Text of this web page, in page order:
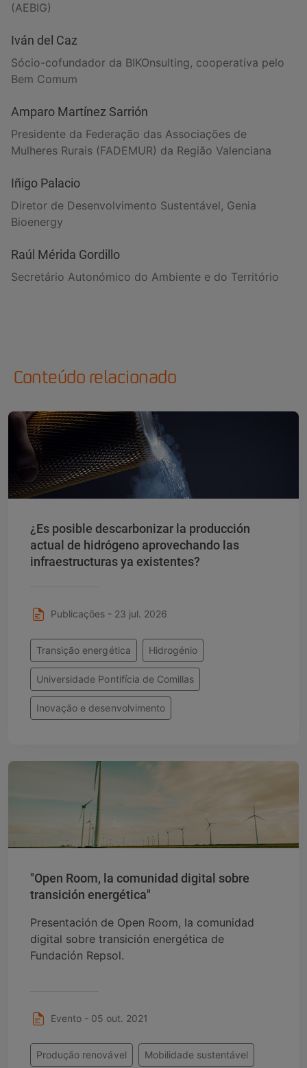
(AEBIG)
Iván del Caz
Sócio-cofundador da BIKOnsulting, cooperativa pelo
Bem Comum
Amparo Martínez Sarrión
Presidente da Federação das Associações de
Mulheres Rurais (FADEMUR) da Região Valenciana
Iñigo Palacio
Diretor de Desenvolvimento Sustentável, Genia
Bioenergy
Raúl Mérida Gordillo
Secretário Autonómico do Ambiente e do Território
Conteúdo relacionado
¿Es posible descarbonizar la producción
actual de hidrógeno aprovechando las
infraestructuras ya existentes?
Publicações - 23 jul. 2026
Transição energética Hidrogénio
Universidade Pontifícia de Comillas
Inovação e desenvolvimento
"Open Room, la comunidad digital sobre
transición energética"
Presentación de Open Room, la comunidad
digital sobre transición energética de
Fundación Repsol.
Evento - 05 out. 2021
Produção renovável Mobilidade sustentável